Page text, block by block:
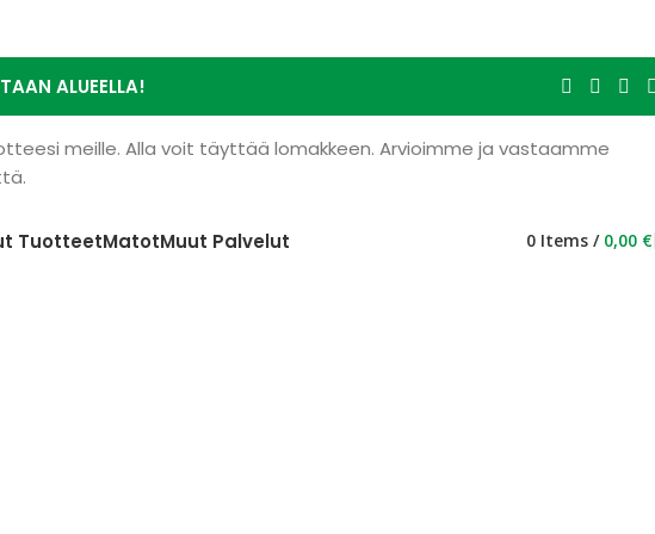
ALUEELLA!
meille. Alla voit täyttää lomakkeen. Arvioimme ja vastaamme
TuotteetMatotMuut Palvelut 0 Items / 0,00 €